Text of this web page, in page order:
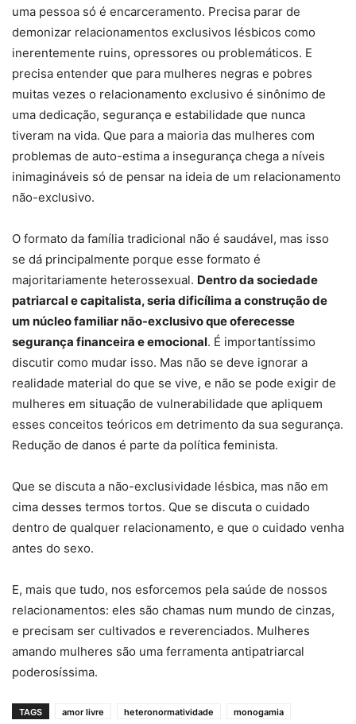
uma pessoa só é encarceramento. Precisa parar de
demonizar relacionamentos exclusivos lésbicos como
inerentemente ruins, opressores ou problemáticos. E
precisa entender que para mulheres negras e pobres
muitas vezes o relacionamento exclusivo é sinônimo de
uma dedicação, segurança e estabilidade que nunca
tiveram na vida. Que para a maioria das mulheres com
problemas de auto-estima a insegurança chega a níveis
inimagináveis só de pensar na ideia de um relacionamento
não-exclusivo.
O formato da família tradicional não é saudável, mas isso
se dá principalmente porque esse formato é
majoritariamente heterossexual. Dentro da sociedade
patriarcal e capitalista, seria dificílima a construção de
um núcleo familiar não-exclusivo que oferecesse
segurança financeira e emocional. É importantíssimo
discutir como mudar isso. Mas não se deve ignorar a
realidade material do que se vive, e não se pode exigir de
mulheres em situação de vulnerabilidade que apliquem
esses conceitos teóricos em detrimento da sua segurança.
Redução de danos é parte da política feminista.
Que se discuta a não-exclusividade lésbica, mas não em
cima desses termos tortos. Que se discuta o cuidado
dentro de qualquer relacionamento, e que o cuidado venha
antes do sexo.
E, mais que tudo, nos esforcemos pela saúde de nossos
relacionamentos: eles são chamas num mundo de cinzas,
e precisam ser cultivados e reverenciados. Mulheres
amando mulheres são uma ferramenta antipatriarcal
poderosíssima.
TAGS amor livre heteronormatividade monogamia